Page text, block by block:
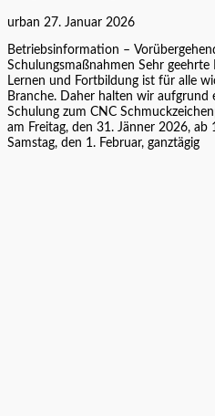
urban 27. Januar 2026
Betriebsinformation –
Schulungsmaßnahmen Sehr
Lernen und Fortbildung ist für alle
Branche. Daher halten wir aufgrund
Schulung zum CNC
am Freitag, den 31. Jänner 2026, ab
Samstag, den 1. Februar, ganztägig